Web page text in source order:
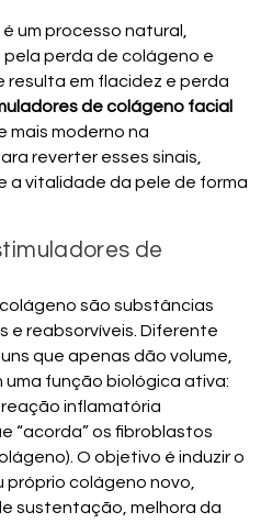
um processo natural,
perda de colágeno e
resulta em flacidez e perda
de colágeno facial
mais moderno na
reverter esses sinais,
a vitalidade da pele de forma
de
são substâncias
e reabsorvíveis. Diferente
que apenas dão volume,
função biológica ativa:
inflamatória
“acorda” os fibroblastos
O objetivo é induzir o
próprio colágeno novo,
sustentação, melhora da